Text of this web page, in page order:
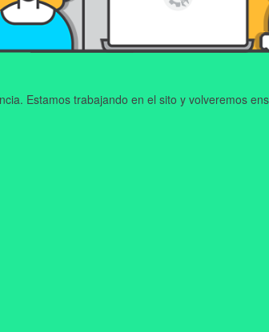
Estamos trabajando en el sito y volveremos